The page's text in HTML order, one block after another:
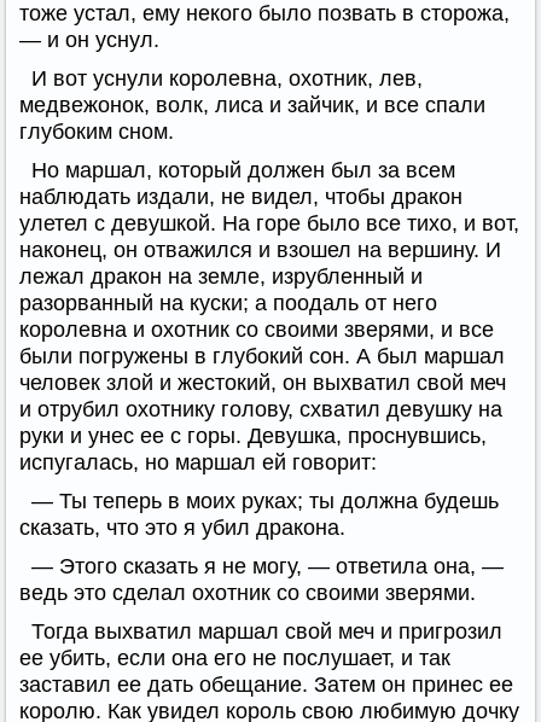
тоже устал, ему некого было позвать в сторожа,
— и он уснул.
И вот уснули королевна, охотник, лев,
медвежонок, волк, лиса и зайчик, и все спали
глубоким сном.
Но маршал, который должен был за всем
наблюдать издали, не видел, чтобы дракон
улетел с девушкой. На горе было все тихо, и вот,
наконец, он отважился и взошел на вершину. И
лежал дракон на земле, изрубленный и
разорванный на куски; а поодаль от него
королевна и охотник со своими зверями, и все
были погружены в глубокий сон. А был маршал
человек злой и жестокий, он выхватил свой меч
и отрубил охотнику голову, схватил девушку на
руки и унес ее с горы. Девушка, проснувшись,
испугалась, но маршал ей говорит:
— Ты теперь в моих руках; ты должна будешь
сказать, что это я убил дракона.
— Этого сказать я не могу, — ответила она, —
ведь это сделал охотник со своими зверями.
Тогда выхватил маршал свой меч и пригрозил
ее убить, если она его не послушает, и так
заставил ее дать обещание. Затем он принес ее
королю. Как увидел король свою любимую дочку